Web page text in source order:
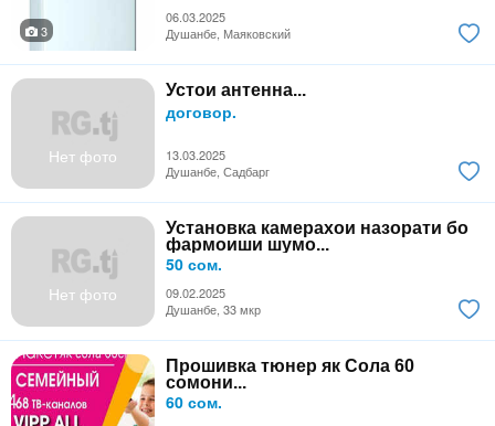
06.03.2025
3
Душанбе, Маяковский
Нет фото
Устои антенна...
договор.
13.03.2025
Душанбе, Садбарг
Нет фото
Установка камерахои назорати бо
фармоиши шумо...
50 сом.
09.02.2025
Душанбе, 33 мкр
Прошивка тюнер як Сола 60
сомони...
60 сом.